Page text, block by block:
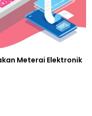
Meterai Elektronik